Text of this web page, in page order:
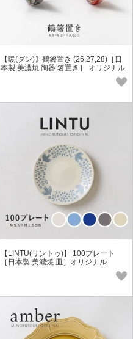
【暖(ダン)】鶴箸置き (26,27,28)［日
本製 美濃焼 陶器 箸置き］ オリジナル
【LINTU(リントゥ)】 100プレート
［日本製 美濃焼 皿］オリジナル